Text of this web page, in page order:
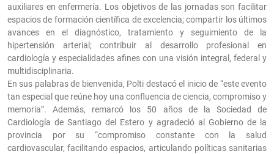
auxiliares en enfermería. Los objetivos de las jornadas son facilitar
espacios de formación científica de excelencia; compartir los últimos
avances en el diagnóstico, tratamiento y seguimiento de la
hipertensión arterial; contribuir al desarrollo profesional en
cardiología y especialidades afines con una visión integral, federal y
multidisciplinaria.
En sus palabras de bienvenida, Polti destacó el inicio de “este evento
tan especial que reúne hoy una confluencia de ciencia, compromiso y
memoria”. Además, remarcó los 50 años de la Sociedad de
Cardiología de Santiago del Estero y agradeció al Gobierno de la
provincia por su “compromiso constante con la salud
cardiovascular, facilitando espacios, articulando políticas sanitarias